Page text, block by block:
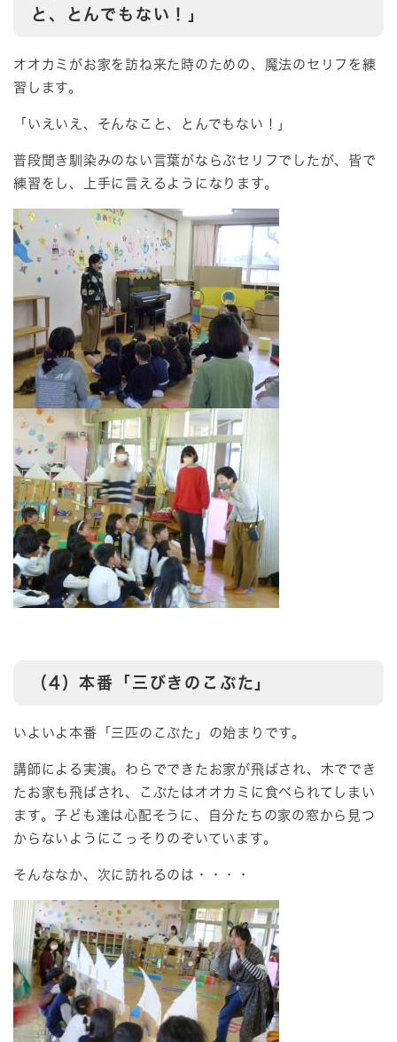
と、とんでもない！」
オオカミがお家を訪ね来た時のための、魔法のセリフを練
習します。
「いえいえ、そんなこと、とんでもない！」
普段聞き馴染みのない言葉がならぶセリフでしたが、皆で
練習をし、上手に言えるようになります。
（4）本番「三びきのこぶた」
いよいよ本番「三匹のこぶた」の始まりです。
講師による実演。わらでできたお家が飛ばされ、木ででき
たお家も飛ばされ、こぶたはオオカミに食べられてしまい
ます。子ども達は心配そうに、自分たちの家の窓から見つ
からないようにこっそりのぞいています。
そんななか、次に訪れるのは・・・・